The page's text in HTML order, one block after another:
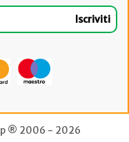
Iscriviti
® 2006 - 2026